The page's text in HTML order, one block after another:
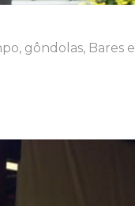
gôndolas, Bares e